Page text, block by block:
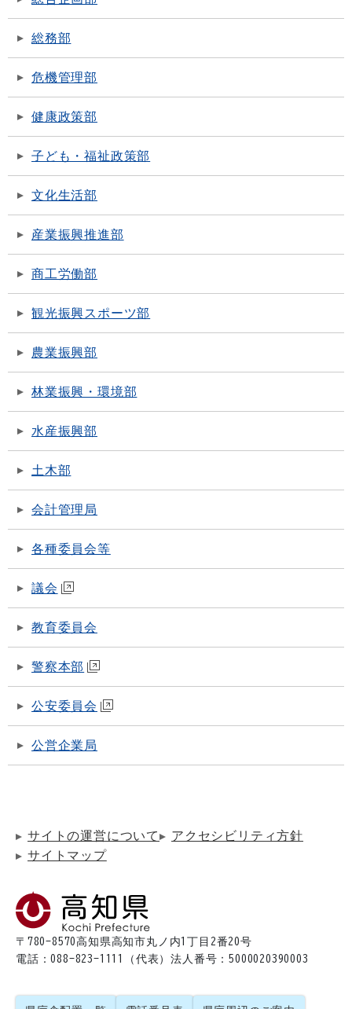
総務部
危機管理部
健康政策部
子ども・福祉政策部
文化生活部
産業振興推進部
商工労働部
観光振興スポーツ部
農業振興部
林業振興・環境部
水産振興部
土木部
会計管理局
各種委員会等
議会
教育委員会
警察本部
公安委員会
公営企業局
サイトの運営について
アクセシビリティ方針
サイトマップ
〒780-8570高知県高知市丸ノ内1丁目2番20号
電話：088-823-1111（代表）法人番号：5000020390003